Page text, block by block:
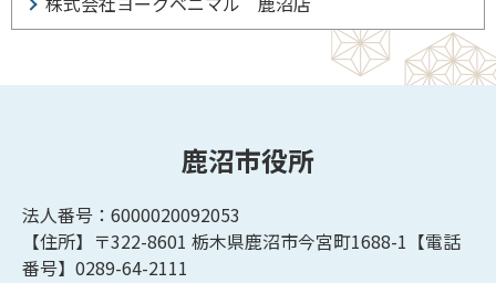
鹿沼市役所
法人番号：6000020092053
【住所】〒322-8601 栃木県鹿沼市今宮町1688-1【電話
番号】0289-64-2111